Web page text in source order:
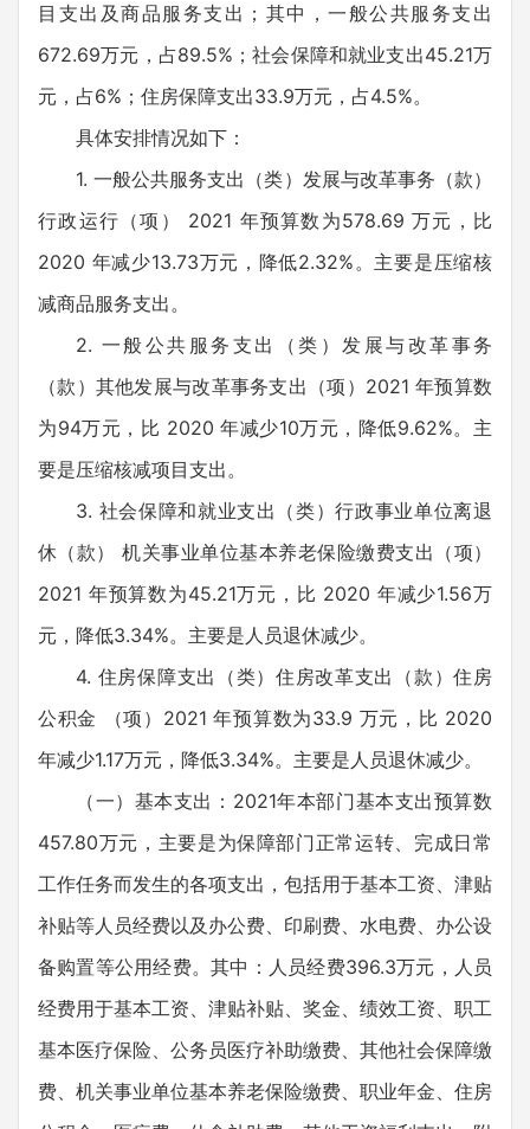
目支出及商品服务支出；其中，一般公共服务支出
672.69万元，占89.5%；社会保障和就业支出45.21万
元，占6%；住房保障支出33.9万元，占4.5%。
具体安排情况如下：
1. 一般公共服务支出（类）发展与改革事务（款）
行政运行（项） 2021 年预算数为578.69 万元，比
2020 年减少13.73万元，降低2.32%。主要是压缩核
减商品服务支出。
2. 一般公共服务支出（类）发展与改革事务
（款）其他发展与改革事务支出（项）2021 年预算数
为94万元，比 2020 年减少10万元，降低9.62%。主
要是压缩核减项目支出。
3. 社会保障和就业支出（类）行政事业单位离退
休（款） 机关事业单位基本养老保险缴费支出（项）
2021 年预算数为45.21万元，比 2020 年减少1.56万
元，降低3.34%。主要是人员退休减少。
4. 住房保障支出（类）住房改革支出（款）住房
公积金 （项）2021 年预算数为33.9 万元，比 2020
年减少1.17万元，降低3.34%。主要是人员退休减少。
（一）基本支出：2021年本部门基本支出预算数
457.80万元，主要是为保障部门正常运转、完成日常
工作任务而发生的各项支出，包括用于基本工资、津贴
补贴等人员经费以及办公费、印刷费、水电费、办公设
备购置等公用经费。其中：人员经费396.3万元，人员
经费用于基本工资、津贴补贴、奖金、绩效工资、职工
基本医疗保险、公务员医疗补助缴费、其他社会保障缴
费、机关事业单位基本养老保险缴费、职业年金、住房